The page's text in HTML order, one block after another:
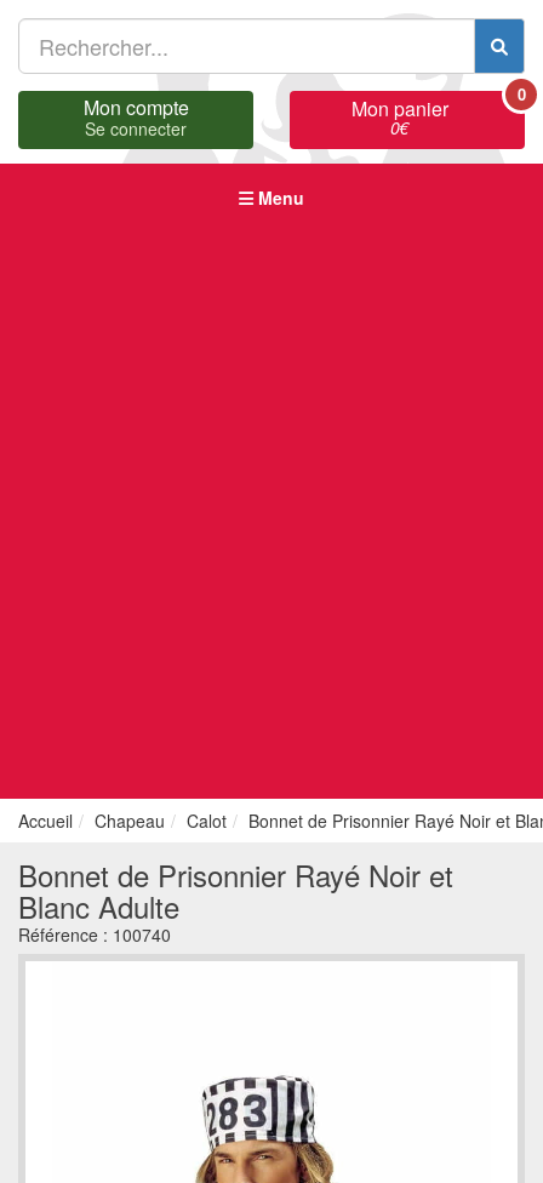
Mon compte
Se connecter
Mon panier
0€
0
Menu
Accueil Chapeau Calot Bonnet de Prisonnier Rayé Noir et
Bonnet de Prisonnier Rayé Noir et
Blanc Adulte
Référence : 100740